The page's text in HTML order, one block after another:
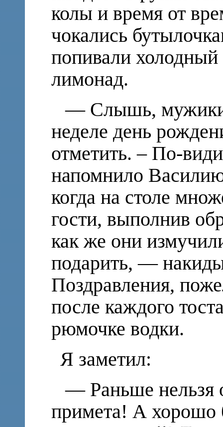
колы и время от
чокались
попивали
лимонад.
— Слышь,
неделе день
отметить. – По-
напомнило
когда на столе
гости, выполнив
как же они
подарить, —
Поздравления,
после каждого
рюмочке водки.
Я заметил:
— Раньше нельзя
примета! А хорошо